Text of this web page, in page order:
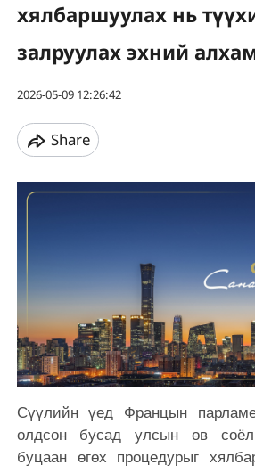
хялбаршуулах нь
залруулах эхний
2026-05-09 12:26:42
Share
Сүүлийн үед Францын
олдсон бусад улсын өв
буцаан өгөх процедурыг